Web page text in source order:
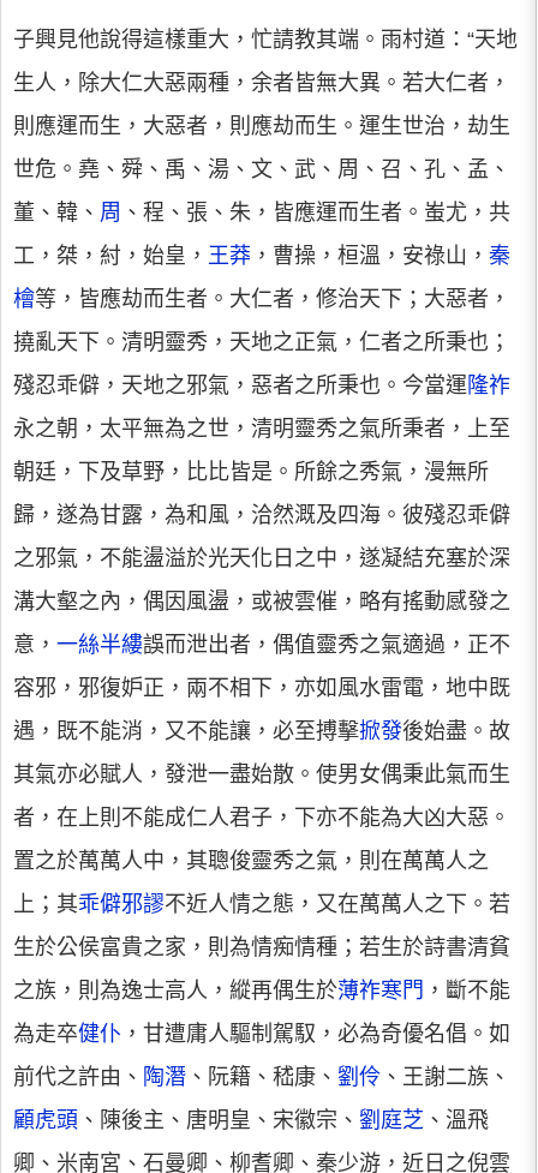
子興見他說得這樣重大，忙請教其端。雨村道：“天地
生人，除大仁大惡兩種，余者皆無大異。若大仁者，
則應運而生，大惡者，則應劫而生。運生世治，劫生
世危。堯、舜、禹、湯、文、武、周、召、孔、孟、
董、韓、 周 、程、張、朱，皆應運而生者。蚩尤，共
工，桀，紂，始皇， 王莽 ，曹操，桓溫，安祿山， 秦
檜等，皆應劫而生者。大仁者，修治天下；大惡者，
撓亂天下。清明靈秀，天地之正氣，仁者之所秉也；
殘忍乖僻，天地之邪氣，惡者之所秉也。今當運 隆祚
永之朝，太平無為之世，清明靈秀之氣所秉者，上至
朝廷，下及草野，比比皆是。所餘之秀氣，漫無所
歸，遂為甘露，為和風，洽然溉及四海。彼殘忍乖僻
之邪氣，不能盪溢於光天化日之中，遂凝結充塞於深
溝大壑之內，偶因風盪，或被雲催，略有搖動感發之
意， 一絲半縷誤而泄出者，偶值靈秀之氣適過，正不
容邪，邪復妒正，兩不相下，亦如風水雷電，地中既
遇，既不能消，又不能讓，必至搏擊掀發後始盡。故
其氣亦必賦人，發泄一盡始散。使男女偶秉此氣而生
者，在上則不能成仁人君子，下亦不能為大凶大惡。
置之於萬萬人中，其聰俊靈秀之氣，則在萬萬人之
上；其乖僻邪謬不近人情之態，又在萬萬人之下。若
生於公侯富貴之家，則為情痴情種；若生於詩書清貧
之族，則為逸士高人，縱再偶生於薄祚寒門 ，斷不能
為走卒健仆 ，甘遭庸人驅制駕馭，必為奇優名倡。如
前代之許由、 陶潛 、阮籍、嵇康、 劉伶 、王謝二族、
顧虎頭 、陳後主、唐明皇、宋徽宗、 劉庭芝 、溫飛
卿、米南宮、石曼卿、柳耆卿、秦少游，近日之倪雲